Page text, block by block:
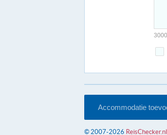
Accommodatie
© 2007-2026 ReisChecker.nl